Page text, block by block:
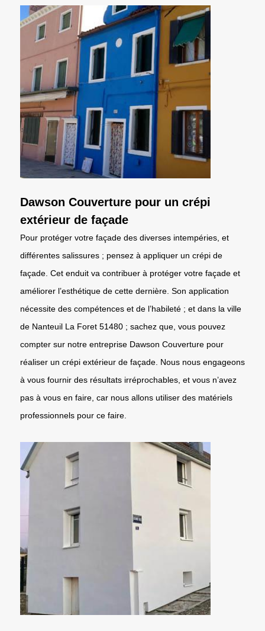
Dawson Couverture pour un crépi
extérieur de façade
Pour protéger votre façade des diverses intempéries, et
différentes salissures ; pensez à appliquer un crépi de
façade. Cet enduit va contribuer à protéger votre façade et
améliorer l’esthétique de cette dernière. Son application
nécessite des compétences et de l’habileté ; et dans la ville
de Nanteuil La Foret 51480 ; sachez que, vous pouvez
compter sur notre entreprise Dawson Couverture pour
réaliser un crépi extérieur de façade. Nous nous engageons
à vous fournir des résultats irréprochables, et vous n’avez
pas à vous en faire, car nous allons utiliser des matériels
professionnels pour ce faire.